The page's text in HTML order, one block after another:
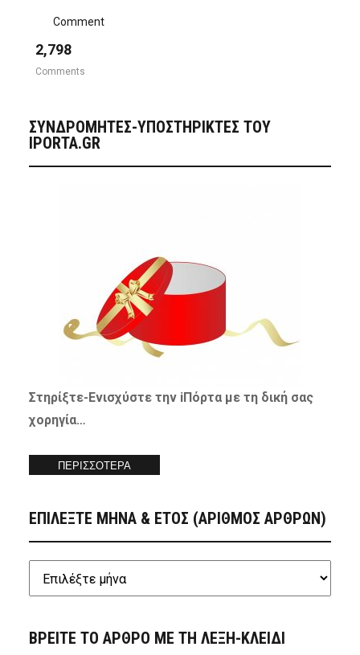
Comment
2,798
Comments
ΣΥΝΔΡΟΜΗΤΈΣ-ΥΠΟΣΤΗΡΙΚΤΈΣ ΤΟΥ
IPORTA.GR
Στηρίξτε- Ενισχύστετην iΠόρτα με τη δική σας
χορηγία…
ΠΕΡΙΣΣΟΤΕΡΑ
ΕΠΙΛΕΞΤΕ ΜΗΝΑ & ΕΤΟΣ (ΑΡΙΘΜΟΣ ΑΡΘΡΩΝ)
ΒΡΕΙΤΕ ΤΟ ΑΡΘΡΟ ΜΕ ΤΗ ΛΕΞΗ-ΚΛΕΙΔΙ